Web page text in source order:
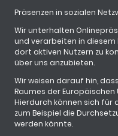
Präsenzen in sozialen
Wir unterhalten
und verarbeiten in
dort aktiven Nutzern zu
über uns anzubieten.
Wir weisen darauf hin,
Raumes der
Hierdurch können sich für
zum Beispiel die
werden könnte.